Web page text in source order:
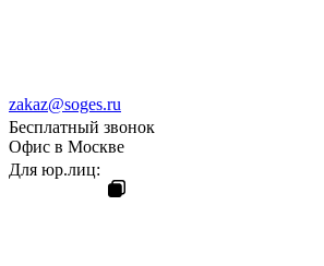
zakaz@soges.ru
Бесплатный звонок
Офис в Москве
Для юр.лиц: